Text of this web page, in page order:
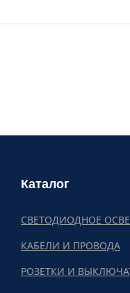
Каталог
СВЕТОДИОДНОЕ
КАБЕЛИ И ПРОВОДА
РОЗЕТКИ И